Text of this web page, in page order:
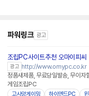
파워링크 광고
조립PC사이트추천 오마이피씨
광고 http://www.omypc.co.kr
정품새제품, 무료당일발송, 무이
게임조립PC
고사양게이밍 하이엔드PC